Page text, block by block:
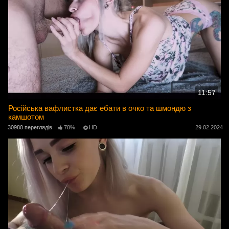
11:57
Російська вафлистка дає ебати в очко та шмондю з
камшотом
30980 переглядів 78% HD 29.02.2024